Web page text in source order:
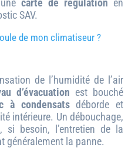
carte de régulation en
SAV.
de mon climatiseur ?
de l’humidité de l’air
d’évacuation est bouché
à condensatsdéborde et
intérieure. Un débouchage,
si besoin, l’entretien de la
généralement la panne.